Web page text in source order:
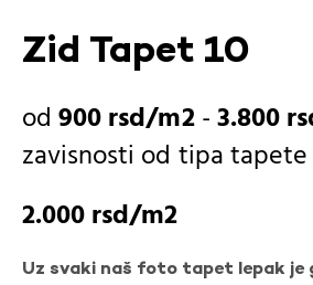
Zid Tapet 10
900rsd -3.800
zavisnosti od tipa tapete
2.000rsd
Uz svaki naš foto tapet lepak je